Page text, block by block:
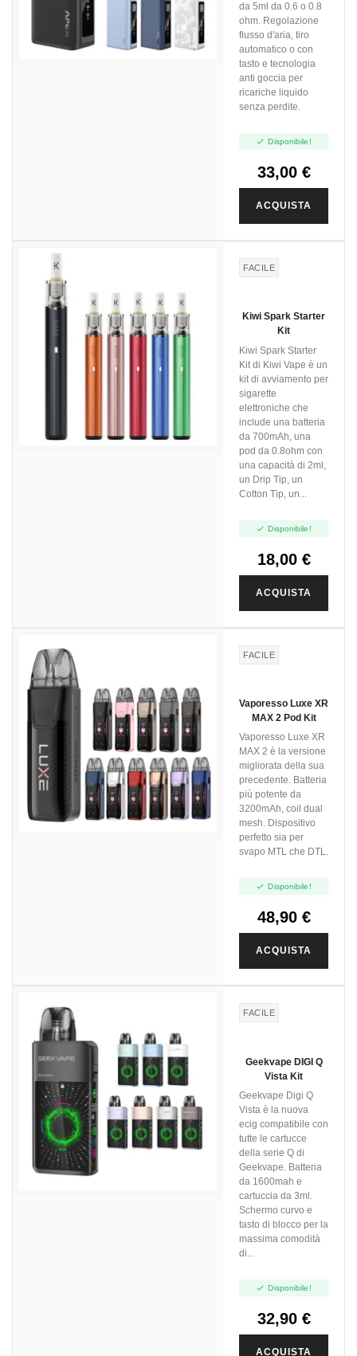
da 5ml da 0.6 o 0.8
ohm. Regolazione
flusso d'aria, tiro
automatico o con
tasto e tecnologia
anti goccia per
ricariche liquido
senza perdite.
 Disponibile!
33,00 €
ACQUISTA
FACILE
Kiwi Spark Starter
Kit
Kiwi Spark Starter
Kit di Kiwi Vape è un
kit di avviamento per
sigarette
elettroniche che
include una batteria
da 700mAh, una
pod da 0.8ohm con
una capacità di 2ml,
un Drip Tip, un
Cotton Tip, un...
 Disponibile!
18,00 €
ACQUISTA
FACILE
Vaporesso Luxe XR
MAX 2 Pod Kit
Vaporesso Luxe XR
MAX 2 è la versione
migliorata della sua
precedente. Batteria
più potente da
3200mAh, coil dual
mesh. Dispositivo
perfetto sia per
svapo MTL che DTL.
 Disponibile!
48,90 €
ACQUISTA
FACILE
Geekvape DIGI Q
Vista Kit
Geekvape Digi Q
Vista è la nuova
ecig compatibile con
tutte le cartucce
della serie Q di
Geekvape. Batteria
da 1600mah e
cartuccia da 3ml.
Schermo curvo e
tasto di blocco per la
massima comodità
di...
 Disponibile!
32,90 €
ACQUISTA